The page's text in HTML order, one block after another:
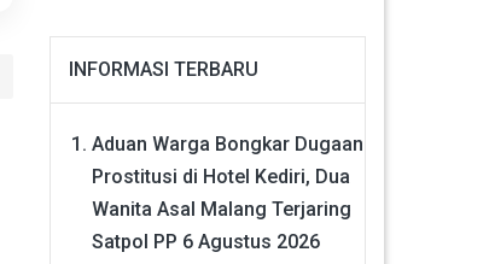
INFORMASI TERBARU
Aduan Warga Bongkar Dugaan
Prostitusi di Hotel Kediri, Dua
Wanita Asal Malang Terjaring
Satpol PP 6 Agustus 2026